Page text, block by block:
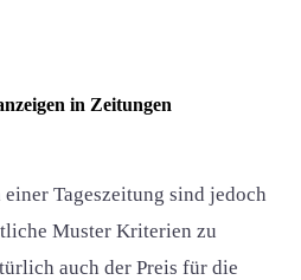
in Zeitungen
Tageszeitung sind jedoch
Muster Kriterien zu
auch der Preis für die